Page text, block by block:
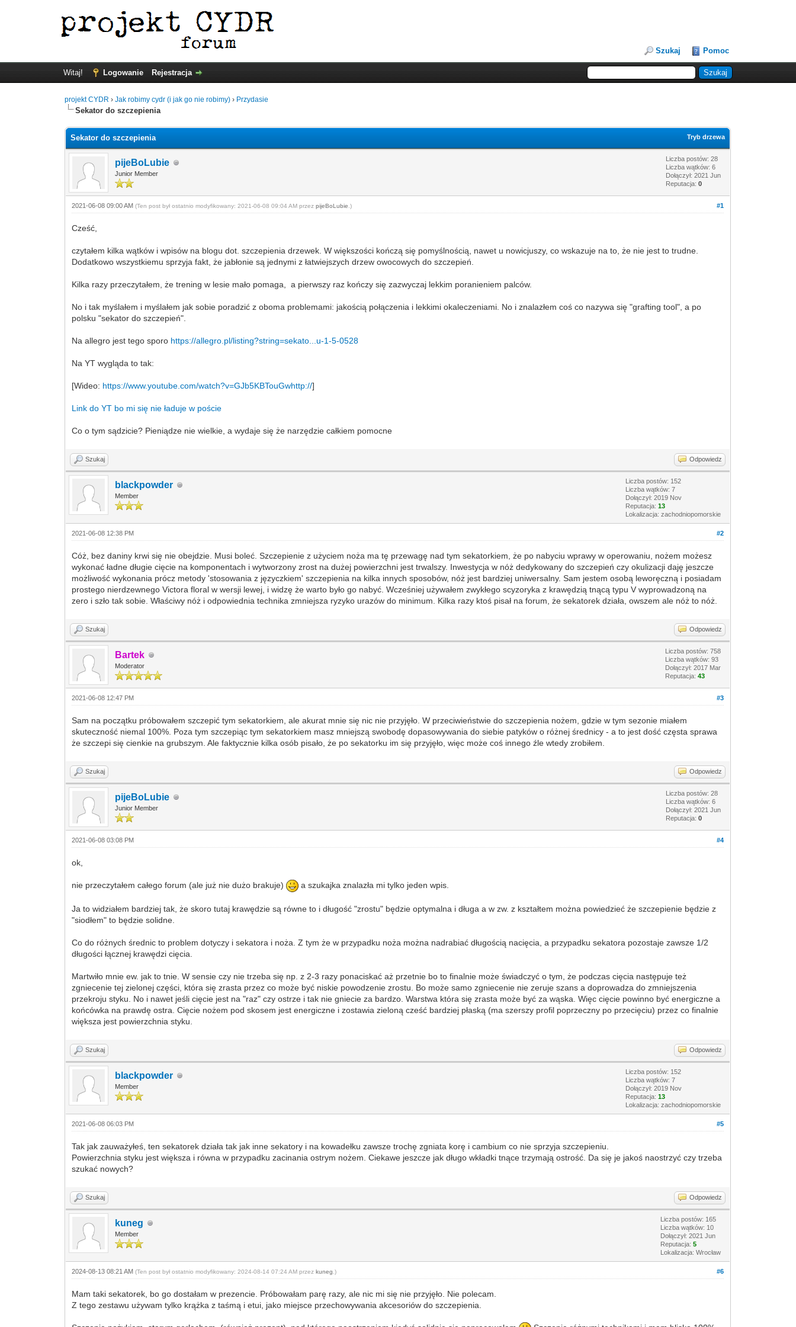
Szukaj Pomoc
Witaj! Logowanie Rejestracja
projekt CYDR ›Jak robimy cydr (i jak go nie robimy) › Przydasie
Sekator do szczepienia
Tryb drzewa
Sekator do szczepienia
pijeBoLubie
Junior Member
Liczba postów: 28
Liczba wątków: 6
Dołączył: 2021 Jun
Reputacja:0
#1
2021-06-08 09:00 AM(Ten post był ostatnio modyfikowany: 2021-06-08 09:04 AM przezpijeBoLubie .)
Cześć,
czytałem kilka wątków i wpisów na blogu dot. szczepienia drzewek. W większości kończą się pomyślnością, nawet u nowicjuszy, co wskazuje na to, że nie jest to trudne.
Dodatkowo wszystkiemu sprzyja fakt, że jabłonie są jednymi z łatwiejszych drzew owocowych do szczepień.
Kilka razy przeczytałem, że trening w lesie mało pomaga, a pierwszy raz kończy się zazwyczaj lekkim poranieniem palców.
No i tak myślałem i myślałem jak sobie poradzić z oboma problemami: jakością połączenia i lekkimi okaleczeniami. No i znalazłem coś co nazywa się "grafting tool", a po
polsku "sekator do szczepień".
Na allegro jest tego sporo https://allegro.pl/listing?string=sekato...u-1-5-0528
Na YT wygląda to tak:
[Wideo: https://www.youtube.com/watch?v=GJb5KBTouGwhttp://]
Link do YT bo mi się nie ładuje w poście
Co o tym sądzicie? Pieniądze nie wielkie, a wydaje się że narzędzie całkiem pomocne
Szukaj Odpowiedz
blackpowder
Member
Liczba postów: 152
Liczba wątków: 7
Dołączył: 2019 Nov
Reputacja:13
Lokalizacja: zachodniopomorskie
#2
2021-06-08 12:38 PM
Cóż, bez daniny krwi się nie obejdzie. Musi boleć. Szczepienie z użyciem noża ma tę przewagę nad tym sekatorkiem, że po nabyciu wprawy w operowaniu, nożem możesz
wykonać ładne długie cięcie na komponentach i wytworzony zrost na dużej powierzchni jest trwalszy. Inwestycja w nóż dedykowany do szczepień czy okulizacji daję jeszcze
możliwość wykonania prócz metody 'stosowania z języczkiem' szczepienia na kilka innych sposobów, nóż jest bardziej uniwersalny. Sam jestem osobą leworęczną i posiadam
prostego nierdzewnego Victora floral w wersji lewej, i widzę że warto było go nabyć. Wcześniej używałem zwykłego scyzoryka z krawędzią tnącą typu V wyprowadzoną na
zero i szło tak sobie. Właściwy nóż i odpowiednia technika zmniejsza ryzyko urazów do minimum. Kilka razy ktoś pisał na forum, że sekatorek działa, owszem ale nóż to nóż.
Szukaj Odpowiedz
Bartek
Moderator
Liczba postów: 758
Liczba wątków: 93
Dołączył: 2017 Mar
Reputacja:43
#3
2021-06-08 12:47 PM
Sam na początku próbowałem szczepić tym sekatorkiem, ale akurat mnie się nic nie przyjęło. W przeciwieństwie do szczepienia nożem, gdzie w tym sezonie miałem
skuteczność niemal 100%. Poza tym szczepiąc tym sekatorkiem masz mniejszą swobodę dopasowywania do siebie patyków o różnej średnicy - a to jest dość częsta sprawa
że szczepi się cienkie na grubszym. Ale faktycznie kilka osób pisało, że po sekatorku im się przyjęło, więc może coś innego źle wtedy zrobiłem.
Szukaj Odpowiedz
pijeBoLubie
Junior Member
Liczba postów: 28
Liczba wątków: 6
Dołączył: 2021 Jun
Reputacja:0
#4
2021-06-08 03:08 PM
ok,
nie przeczytałem całego forum (ale już nie dużo brakuje) a szukajka znalazła mi tylko jeden wpis.
Ja to widziałem bardziej tak, że skoro tutaj krawędzie są równe to i długość "zrostu" będzie optymalna i długa a w zw. z kształtem można powiedzieć że szczepienie będzie z
"siodłem" to będzie solidne.
Co do różnych średnic to problem dotyczy i sekatora i noża. Z tym że w przypadku noża można nadrabiać długością nacięcia, a przypadku sekatora pozostaje zawsze 1/2
długości łącznej krawędzi cięcia.
Martwiło mnie ew. jak to tnie. W sensie czy nie trzeba się np. z 2-3 razy ponaciskać aż przetnie bo to finalnie może świadczyć o tym, że podczas cięcia następuje też
zgniecenie tej zielonej części, która się zrasta przez co może być niskie powodzenie zrostu. Bo może samo zgniecenie nie zeruje szans a doprowadza do zmniejszenia
przekroju styku. No i nawet jeśli cięcie jest na "raz" czy ostrze i tak nie gniecie za bardzo. Warstwa która się zrasta może być za wąska. Więc cięcie powinno być energiczne a
końcówka na prawdę ostra. Cięcie nożem pod skosem jest energiczne i zostawia zieloną cześć bardziej płaską (ma szerszy profil poprzeczny po przecięciu) przez co finalnie
większa jest powierzchnia styku.
Szukaj Odpowiedz
blackpowder
Member
Liczba postów: 152
Liczba wątków: 7
Dołączył: 2019 Nov
Reputacja:13
Lokalizacja: zachodniopomorskie
#5
2021-06-08 06:03 PM
Tak jak zauważyłeś, ten sekatorek działa tak jak inne sekatory i na kowadełku zawsze trochę zgniata korę i cambium co nie sprzyja szczepieniu.
Powierzchnia styku jest większa i równa w przypadku zacinania ostrym nożem. Ciekawe jeszcze jak długo wkładki tnące trzymają ostrość. Da się je jakoś naostrzyć czy trzeba
szukać nowych?
Szukaj Odpowiedz
kuneg
Member
Liczba postów: 165
Liczba wątków: 10
Dołączył: 2021 Jun
Reputacja:5
Lokalizacja: Wrocław
#6
2024-08-13 08:21 AM(Ten post był ostatnio modyfikowany: 2024-08-14 07:24 AM przezkuneg .)
Mam taki sekatorek, bo go dostałam w prezencie. Próbowałam parę razy, ale nic mi się nie przyjęło. Nie polecam.
Z tego zestawu używam tylko krążka z taśmą i etui, jako miejsce przechowywania akcesoriów do szczepienia.